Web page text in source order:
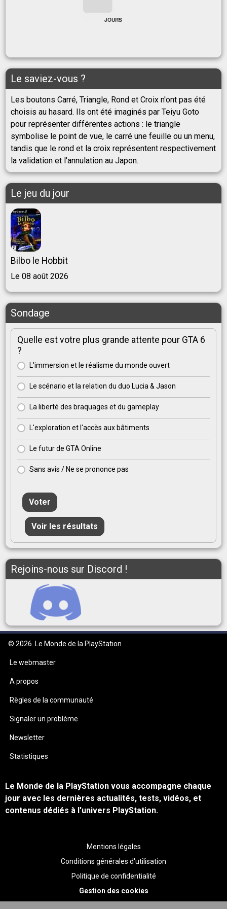
JOURS
Le saviez-vous ?
Les boutons Carré, Triangle, Rond et Croix n'ont pas été
choisis au hasard. Ils ont été imaginés par Teiyu Goto
pour représenter différentes actions : le triangle
symbolise le point de vue, le carré une feuille ou un menu,
tandis que le rond et la croix représentent respectivement
la validation et l'annulation au Japon.
Le jeu du jour
Bilbo le Hobbit
Le 08 août 2026
Sondage
Quelle est votre plus grande attente pour GTA 6
?
L'immersion et le réalisme du monde ouvert
Le scénario et la relation du duo Lucia & Jason
La liberté des braquages et du gameplay
L'exploration et l'accès aux bâtiments
Le futur de GTA Online
Sans avis / Ne se prononce pas
Voter
Voir les résultats
Rejoins-nous sur Discord !
© 2026 Le Monde de la PlayStation
Le webmaster
A propos
Règles de la communauté
Signaler un problème
Newsletter
Statistiques
Le Monde de la PlayStation vous accompagne chaque
jour avec les dernières actualités, tests, vidéos, et
contenus dédiés à l'univers PlayStation.
Mentions légales
Conditions générales d'utilisation
Politique de confidentialité
Gestion des cookies